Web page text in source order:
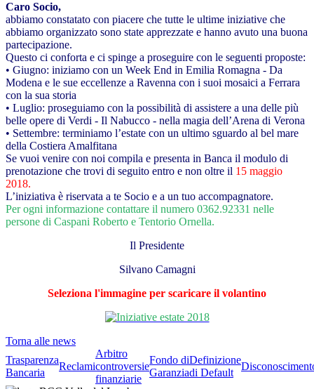
Caro Socio,
abbiamo constatato con piacere che tutte le ultime iniziative che
abbiamo organizzato sono state apprezzate e hanno avuto una buona
partecipazione.
Questo ci conforta e ci spinge a proseguire con le seguenti proposte:
• Giugno: iniziamo con un Week End in Emilia Romagna - Da
Modena e le sue eccellenze a Ravenna con i suoi mosaici a Ferrara
con la sua storia
• Luglio: proseguiamo con la possibilità di assistere a una delle più
belle opere di Verdi - Il Nabucco - nella magia dell’Arena di Verona
• Settembre: terminiamo l’estate con un ultimo sguardo al bel mare
della Costiera Amalfitana
Se vuoi venire con noi compila e presenta in Banca il modulo di
prenotazione che trovi di seguito entro e non oltre il 15 maggio
2018.
L’iniziativa è riservata a te Socio e a un tuo accompagnatore.
Per ogni informazione contattare il numero 0362.92331 nelle
persone di Caspani Roberto e Tentorio Ornella.
Il Presidente
Silvano Camagni
Seleziona l'immagine per scaricare il volantino
Torna alle news
Trasparenza
Bancaria
Reclami
Arbitro
controversie
finanziarie
Fondo di
Garanzia
Definizione
di Default